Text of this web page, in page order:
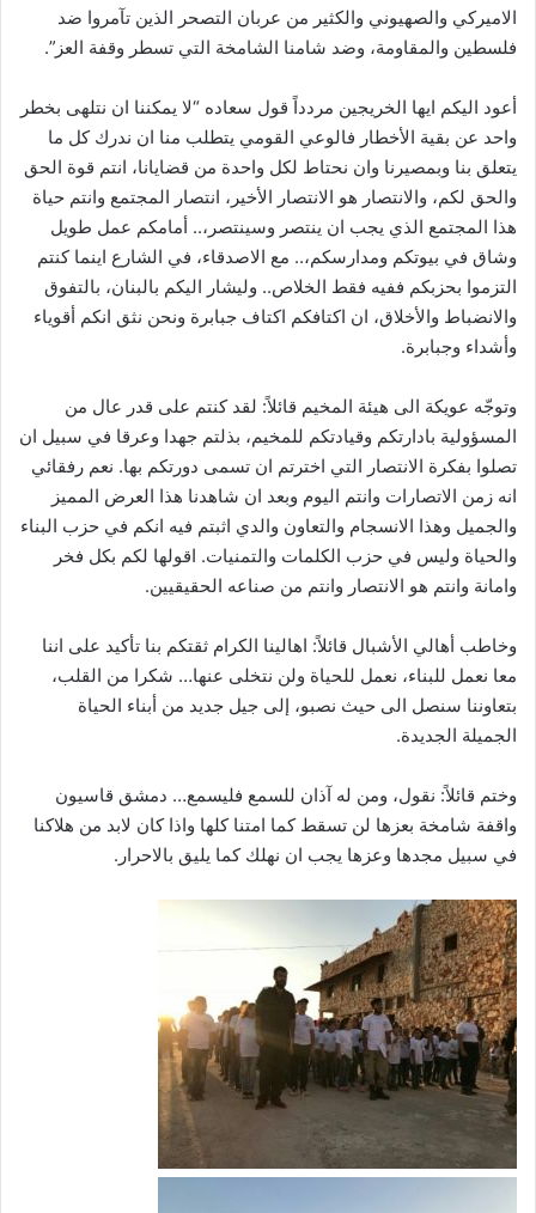
الاميركي والصهيوني والكثير من عربان التصحر الذين تآمروا ضد
فلسطين والمقاومة، وضد شامنا الشامخة التي تسطر وقفة العز”.
أعود اليكم ايها الخريجين مردداً قول سعاده “لا يمكننا ان نتلهى بخطر
واحد عن بقية الأخطار فالوعي القومي يتطلب منا ان ندرك كل ما
يتعلق بنا وبمصيرنا وان نحتاط لكل واحدة من قضايانا، انتم قوة الحق
والحق لكم، والانتصار هو الانتصار الأخير، انتصار المجتمع وانتم حياة
هذا المجتمع الذي يجب ان ينتصر وسينتصر،.. أمامكم عمل طويل
وشاق في بيوتكم ومدارسكم،.. مع الاصدقاء، في الشارع اينما كنتم
التزموا بحزبكم ففيه فقط الخلاص.. وليشار اليكم بالبنان، بالتفوق
والانضباط والأخلاق، ان اكتافكم اكتاف جبابرة ونحن نثق انكم أقوياء
وأشداء وجبابرة.
وتوجّه عويكة الى هيئة المخيم قائلاً: لقد كنتم على قدر عال من
المسؤولية بادارتكم وقيادتكم للمخيم، بذلتم جهدا وعرقا في سبيل ان
تصلوا بفكرة الانتصار التي اخترتم ان تسمى دورتكم بها. نعم رفقائي
انه زمن الاتصارات وانتم اليوم وبعد ان شاهدنا هذا العرض المميز
والجميل وهذا الانسجام والتعاون والدي اثبتم فيه انكم في حزب البناء
والحياة وليس في حزب الكلمات والتمنيات. اقولها لكم بكل فخر
وامانة وانتم هو الانتصار وانتم من صناعه الحقيقيين.
وخاطب أهالي الأشبال قائلاً: اهالينا الكرام ثقتكم بنا تأكيد على اننا
معا نعمل للبناء، نعمل للحياة ولن نتخلى عنها… شكرا من القلب،
بتعاوننا سنصل الى حيث نصبو، إلى جيل جديد من أبناء الحياة
الجميلة الجديدة.
وختم قائلاً: نقول، ومن له آذان للسمع فليسمع… دمشق قاسيون
واقفة شامخة بعزها لن تسقط كما امتنا كلها واذا كان لابد من هلاكنا
في سبيل مجدها وعزها يجب ان نهلك كما يليق بالاحرار.